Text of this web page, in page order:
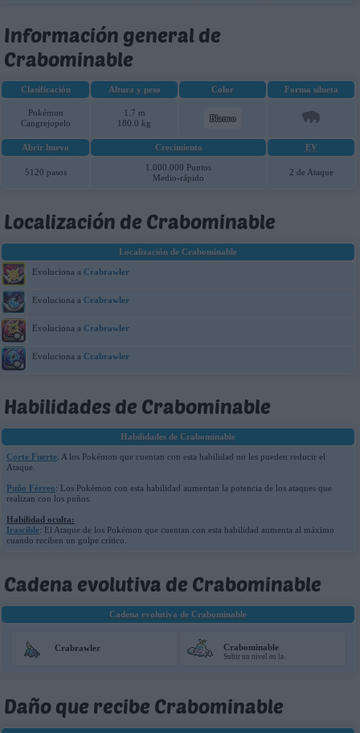
Información general de
Crabominable
Clasificación Altura y peso Color Forma silueta
Pokémon
Cangrejopelo
1.7 m
180.0 kg
Blanco
Abrir huevo Crecimiento EV
5120 pasos
1.000.000 Puntos
Medio-rápido
2 de Ataque
Localización de Crabominable
Localización de Crabominable
Evoluciona aCrabrawler
Evoluciona aCrabrawler
Evoluciona aCrabrawler
Evoluciona aCrabrawler
Habilidades de Crabominable
Habilidades de Crabominable
Corte Fuerte: A los Pokémon que cuentan con esta habilidad no les pueden reducir el
Ataque.
Puño Férreo: Los Pokémon con esta habilidad aumentan la potencia de los ataques que
realizan con los puños.
Habilidad oculta:
Irascible: El Ataque de los Pokémon que cuentan con esta habilidad aumenta al máximo
cuando reciben un golpe crítico.
Cadena evolutiva de Crabominable
Cadena evolutiva de Crabominable
Crabrawler Crabominable
Subir un nivel en la .
Daño que recibe Crabominable